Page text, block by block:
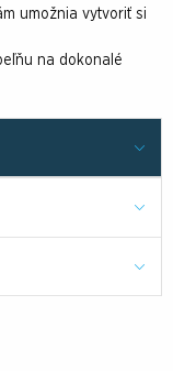
umožnia vytvoriť si
na dokonalé